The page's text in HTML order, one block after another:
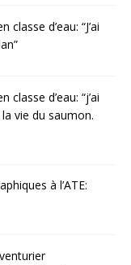
classe d’eau: “J’ai
”
classe d’eau: “j’ai
vie du saumon.
à l’ATE: